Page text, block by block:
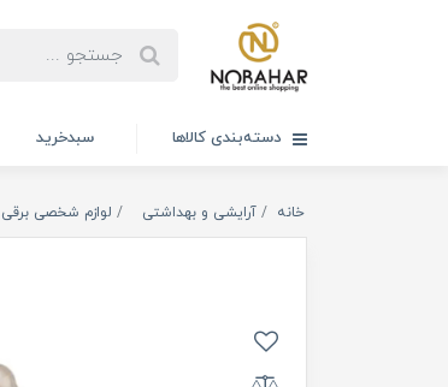
دسته‌بندی کالاها سبدخرید
خانه آرایشی و بهداشتی لوازم شخصی برقی